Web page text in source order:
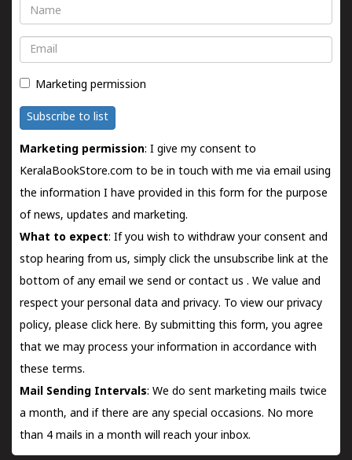
Name
Email
Marketing permission
Subscribe to list
Marketing permission: I give my consent to
KeralaBookStore.com to be in touch with me via email using
the information I have provided in this form for the purpose
of news, updates and marketing.
What to expect: If you wish to withdraw your consent and
stop hearing from us, simply click the unsubscribe link at the
bottom of any email we send orcontact us . We value and
respect your personal data and privacy. To view our privacy
policy, please click here. By submitting this form, you agree
that we may process your information in accordance with
these terms.
Mail Sending Intervals: We do sent marketing mails twice
a month, and if there are any special occasions. No more
than 4 mails in a month will reach your inbox.